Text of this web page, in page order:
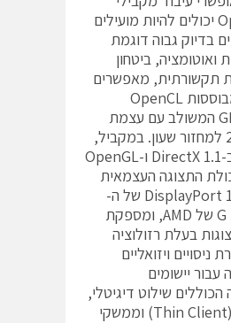
בעזרת OpenCL יכולים להיות מועילים
בדיוק גבוה דוגמת
ואוטומציה, ביטחון
תקשורתית, מאפשרים
לאפליקציות מבוססות OpenCL
להתחבר ל-GPU המשולב עם עצמת
מחשוב של 256 למחזור שעון. במקביל,
תמיכה חלקה ב-DirectX 1.1 ו-OpenGL
התצוגה העצמאית
הכפולה של DisplayPort 1.2 של ה-
SOCs מסדרת G של AMD, ומספקת
בעלת רזולוציה
ויזואליים
יישומים
הכוללים שילוט דיגיטלי,
מחשבים רזים (Thin Client) וממשקי